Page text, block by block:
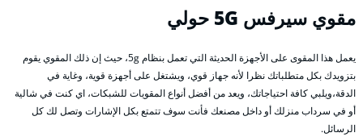
مقوي سيرفس 5G حولي
يعمل هذا المقوى على الأجهزة الحديثة التي تعمل بنظام 5g، حيث إن ذلك المقوي يقوم
بتزويدك بكل متطلباتك نظرا لأنه جهاز قوي، ويشتغل على أجهزة قوية، وغاية في
الدقة،ويلبي كافة احتياجاتك، ويعد من أفضل أنواع المقويات للشبكات، اي كنت في شالية
أو في سرداب منزلك أو داخل مصنعك فأنت سوف تتمتع بكل الإشارات وتصل لك كل
الرسائل.